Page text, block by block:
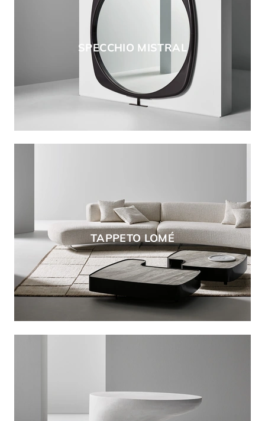
SPECCHIO MISTRAL
TAPPETO LOMÉ